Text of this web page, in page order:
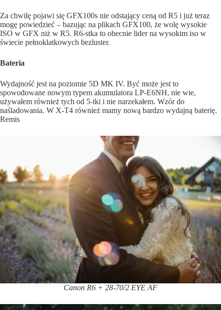
Za chwilę pojawi się GFX100s nie odstający ceną od R5 i już teraz
mogę powiedzieć – bazując na plikach GFX100, że wolę wysokie
ISO w GFX niż w R5. R6-stka to obecnie lider na wysokim iso w
świecie pełnoklatkowych bezluster.
Bateria
Wydajność jest na poziomie 5D MK IV. Być może jest to
spowodowane nowym typem akumulatora LP-E6NH, nie wie,
używałem również tych od 5-tki i nie narzekałem. Wzór do
naśladowania. W X-T4 również mamy nową bardzo wydajną baterię.
Remis
Canon R6 + 28-70/2 EYE AF